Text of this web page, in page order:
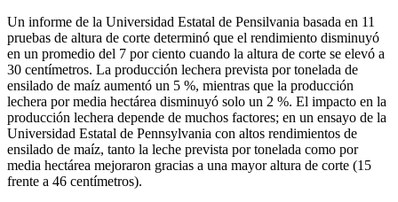
Un informe de la Universidad Estatal de Pensilvania basada en 11
pruebas de altura de corte determinó que el rendimiento disminuyó
en un promedio del 7 por ciento cuando la altura de corte se elevó a
30 centímetros. La producción lechera prevista por tonelada de
ensilado de maíz aumentó un 5 %, mientras que la producción
lechera por media hectárea disminuyó solo un 2 %. El impacto en la
producción lechera depende de muchos factores; en un ensayo de la
Universidad Estatal de Pennsylvania con altos rendimientos de
ensilado de maíz, tanto la leche prevista por tonelada como por
media hectárea mejoraron gracias a una mayor altura de corte (15
frente a 46 centímetros).